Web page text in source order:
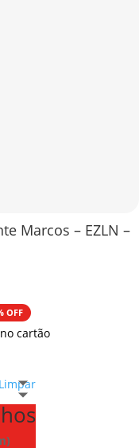
Marcos – EZLN –
OFF
cartão
Limpar